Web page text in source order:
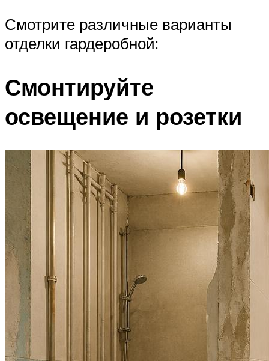
Смотрите различные варианты
отделки гардеробной:
Смонтируйте
освещение и розетки